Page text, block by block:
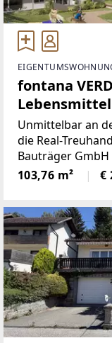
fontana
ab sofort
Unmittelbar an
die Real-
Bauträger
errichtet, welcher
übergeben
103,76 m² €